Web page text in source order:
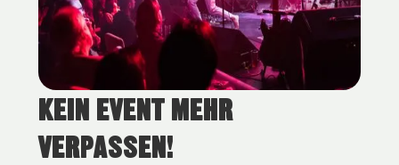
KEIN EVENT MEHR
VERPASSEN!
Blue Bird Festival 2023 - Foto (c) Hanna Pribitzer